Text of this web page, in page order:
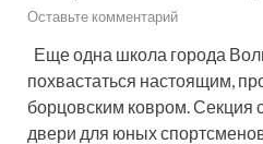
Оставьте комментарий
Еще одна школа города
похвастаться настоящим,
борцовским ковром. Секция
двери для юных